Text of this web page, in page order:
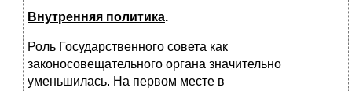
Внутренняя политика.
Роль Государственного совета как
законосовещательного органа значительно
уменьшилась. На первом месте в